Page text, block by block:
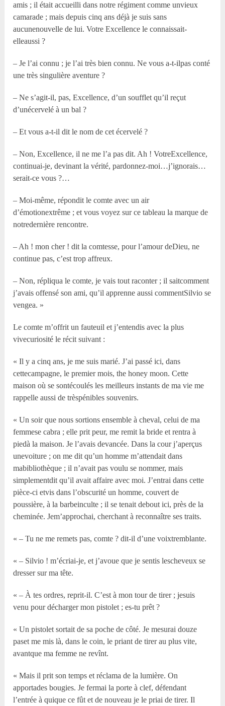
amis ; il était accueilli dans notre régiment comme unvieux
camarade ; mais depuis cinq ans déjà je suis sans
aucunenouvelle de lui. Votre Excellence le connaissait-
elleaussi ?
– Je l’ai connu ; je l’ai très bien connu. Ne vous a-t-ilpas conté
une très singulière aventure ?
– Ne s’agit-il, pas, Excellence, d’un soufflet qu’il reçut
d’unécervelé à un bal ?
– Et vous a-t-il dit le nom de cet écervelé ?
– Non, Excellence, il ne me l’a pas dit. Ah ! VotreExcellence,
continuai-je, devinant la vérité, pardonnez-moi…j’ignorais…
serait-ce vous ?…
– Moi-même, répondit le comte avec un air
d’émotionextrême ; et vous voyez sur ce tableau la marque de
notredernière rencontre.
– Ah ! mon cher ! dit la comtesse, pour l’amour deDieu, ne
continue pas, c’est trop affreux.
– Non, répliqua le comte, je vais tout raconter ; il saitcomment
j’avais offensé son ami, qu’il apprenne aussi commentSilvio se
vengea. »
Le comte m’offrit un fauteuil et j’entendis avec la plus
vivecuriosité le récit suivant :
« Il y a cinq ans, je me suis marié. J’ai passé ici, dans
cettecampagne, le premier mois, the honey moon. Cette
maison où se sontécoulés les meilleurs instants de ma vie me
rappelle aussi de trèspénibles souvenirs.
« Un soir que nous sortions ensemble à cheval, celui de ma
femmese cabra ; elle prit peur, me remit la bride et rentra à
piedà la maison. Je l’avais devancée. Dans la cour j’aperçus
unevoiture ; on me dit qu’un homme m’attendait dans
mabibliothèque ; il n’avait pas voulu se nommer, mais
simplementdit qu’il avait affaire avec moi. J’entrai dans cette
pièce-ci etvis dans l’obscurité un homme, couvert de
poussière, à la barbeinculte ; il se tenait debout ici, près de la
cheminée. Jem’approchai, cherchant à reconnaître ses traits.
« – Tu ne me remets pas, comte ? dit-il d’une voixtremblante.
« – Silvio ! m’écriai-je, et j’avoue que je sentis lescheveux se
dresser sur ma tête.
« – À tes ordres, reprit-il. C’est à mon tour de tirer ; jesuis
venu pour décharger mon pistolet ; es-tu prêt ?
« Un pistolet sortait de sa poche de côté. Je mesurai douze
paset me mis là, dans le coin, le priant de tirer au plus vite,
avantque ma femme ne revînt.
« Mais il prit son temps et réclama de la lumière. On
apportades bougies. Je fermai la porte à clef, défendant
l’entrée à quique ce fût et de nouveau je le priai de tirer. Il